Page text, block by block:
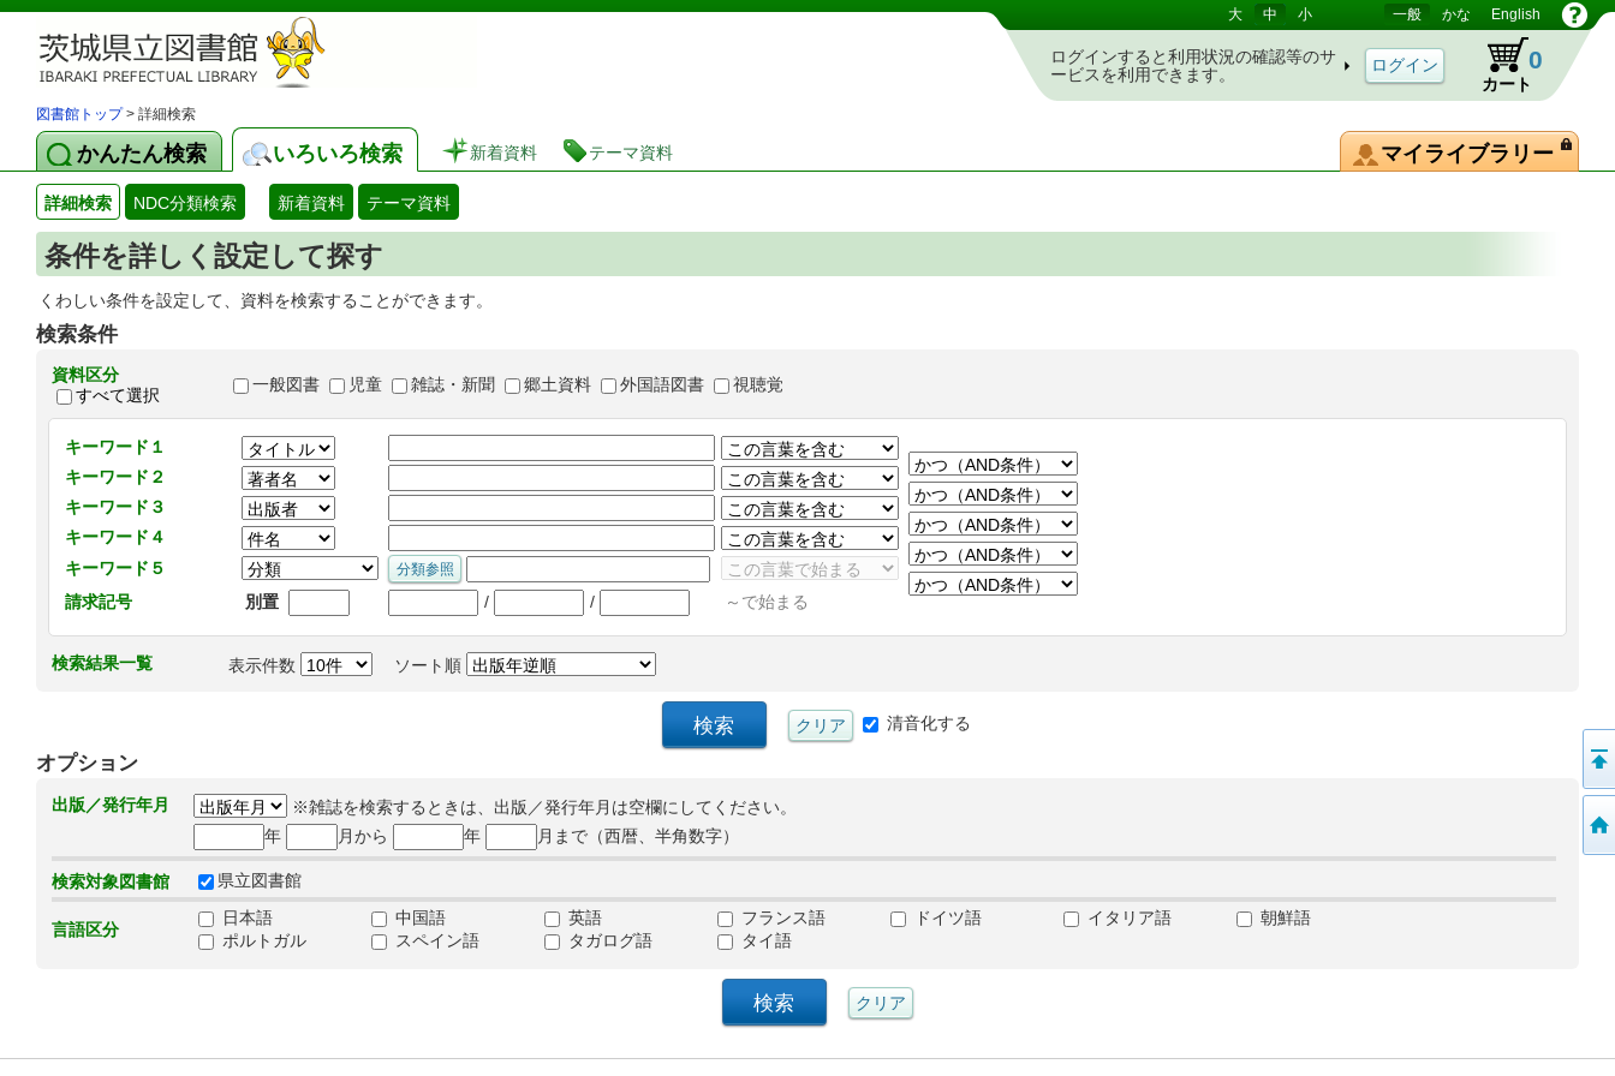
茨城県立図書館 蔵書検索・予約システム 大 中 小 一般 かな English
ログインすると利用状況の確認等のサ
ービスを利用できます。
カート
0
図書館トップ> 詳細検索
かんたん検索 いろいろ検索 新着資料 テーマ資料 マイライブラリー
詳細検索 NDC分類検索 新着資料 テーマ資料
条件を詳しく設定して探す
くわしい条件を設定して、資料を検索することができます。
検索条件
資料区分
すべて選択
一般図書 児童 雑誌・新聞 郷土資料 外国語図書 視聴覚
キーワード１
キーワード２
キーワード３
キーワード４
キーワード５
請求記号
別置 / / ～で始まる
検索結果一覧 表示件数 ソート順
清音化する
オプション
出版／発行年月
※雑誌を検索するときは、出版／発行年月は空欄にしてください。
年
月から 年 月まで（西暦、半角数字）
検索対象図書館 県立図書館
言語区分
日本語 中国語 英語 フランス語 ドイツ語 イタリア語
朝鮮語
ポルトガル
スペイン語 タガログ語 タイ語